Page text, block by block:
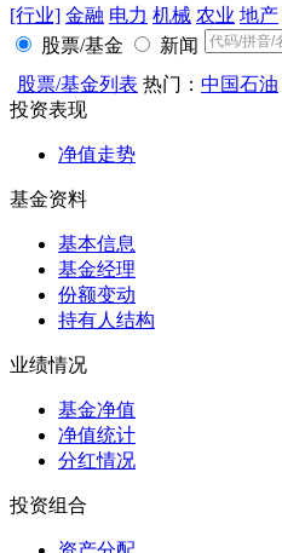
[行业] 金融 电力 机械 农业 地产
股票/基金
新闻
股票/基金列表 热门： 中国石油
投资表现
净值走势
基金资料
基本信息
基金经理
份额变动
持有人结构
业绩情况
基金净值
净值统计
分红情况
投资组合